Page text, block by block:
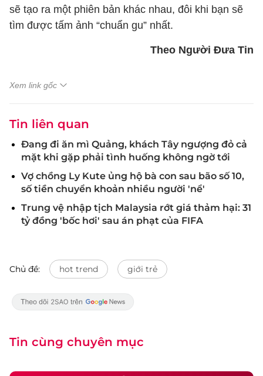
sẽ tạo ra một phiên bản khác nhau, đôi khi bạn sẽ
tìm được tấm ảnh “chuẩn gu” nhất.
Theo Người Đưa Tin
Xem link gốc
Tin liên quan
Đang đi ăn mì Quảng, khách Tây ngượng đỏ cả
mặt khi gặp phải tình huống không ngờ tới
Vợ chồng Ly Kute ủng hộ bà con sau bão số 10,
số tiền chuyển khoản nhiều người 'nể'
Trung vệ nhập tịch Malaysia rớt giá thảm hại: 31
tỷ đồng 'bốc hơi' sau án phạt của FIFA
Chủ đề: hot trend giới trẻ
Tin cùng chuyên mục